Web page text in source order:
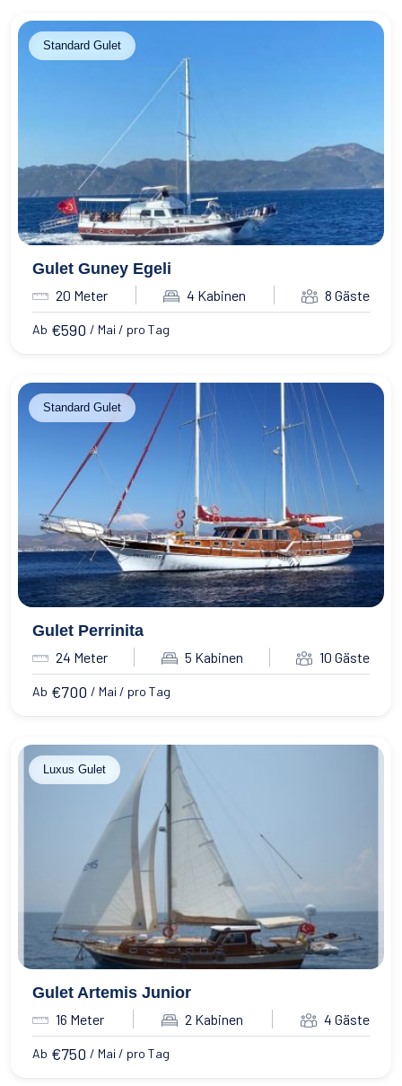
Standard Gulet
Gulet Guney Egeli
20 Meter 4 Kabinen 8 Gäste
Ab €590 / Mai / pro Tag
Standard Gulet
Gulet Perrinita
24 Meter 5 Kabinen 10 Gäste
Ab €700 / Mai / pro Tag
Luxus Gulet
Gulet Artemis Junior
16 Meter 2 Kabinen 4 Gäste
Ab €750 / Mai / pro Tag